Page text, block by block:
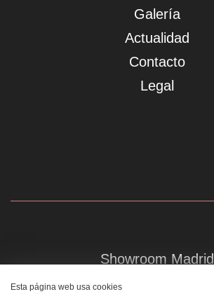
Galería
Actualidad
Contacto
Legal
Showroom Madrid
Plaza de Canalejas 6, 4 izq
Esta página web usa cookies